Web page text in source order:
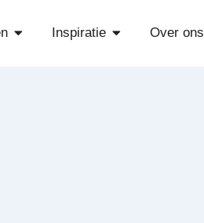
Open Diensten
Inspiratie Open Inspiratie
Over ons